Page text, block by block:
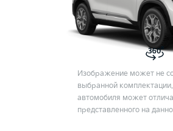
Изображение может не
выбранной
автомобиля может
представленного на